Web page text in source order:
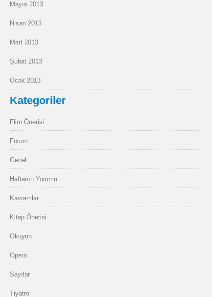
Mayıs 2013
Nisan 2013
Mart 2013
Şubat 2013
Ocak 2013
Kategoriler
Film Önerisi
Forum
Genel
Haftanın Yorumu
Kavramlar
Kitap Önerisi
Okuyun
Opera
Sayılar
Tiyatro